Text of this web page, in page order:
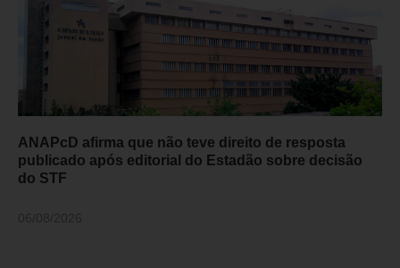
ANAPcD afirma que não teve direito de resposta
publicado após editorial do Estadão sobre decisão
do STF